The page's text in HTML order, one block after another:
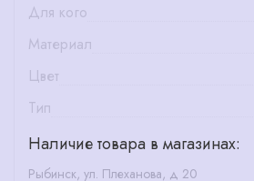
Для кого
Материал
Цвет
Тип
Наличие товара в магазинах:
Рыбинск, ул. Плеханова, д 20